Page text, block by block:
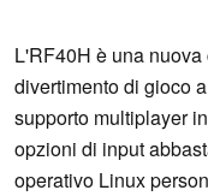
L'RF40H è una
divertimento di gioco
supporto multiplayer
opzioni di input
operativo Linux